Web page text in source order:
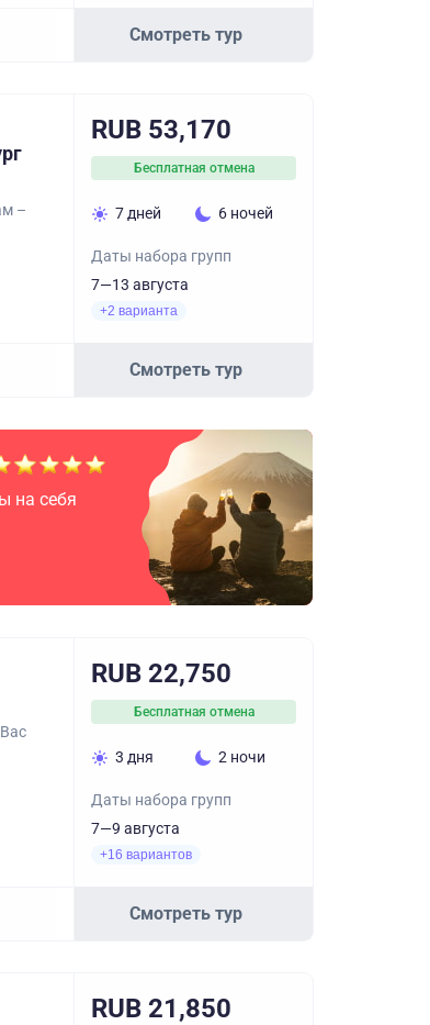
Смотреть тур
–
RUB 53,170
Бесплатная отмена
7 дней 6 ночей
Даты набора групп
7—13 августа
+2 варианта
Смотреть тур
на себя
RUB 22,750
Бесплатная отмена
3 дня 2 ночи
Даты набора групп
7—9 августа
+16 вариантов
Смотреть тур
RUB 21,850